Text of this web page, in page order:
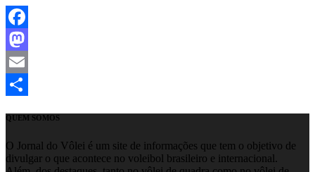
Facebook
Mastodon
Email
QUEM SOMOS
O Jornal do Vôlei é um site de informações que tem o objetivo de
divulgar o que acontece no voleibol brasileiro e internacional.